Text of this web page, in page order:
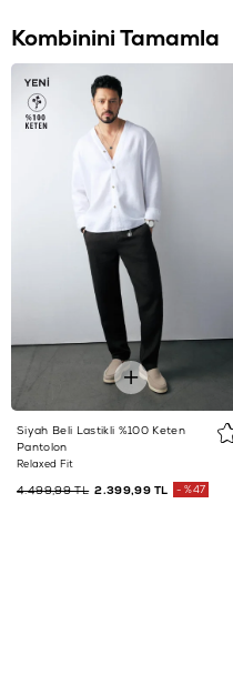
Kombinini Tamamla
Siyah Beli Lastikli %100 Keten
Pantolon
Relaxed Fit
2.399,99 TL
4.499,99 TL %47